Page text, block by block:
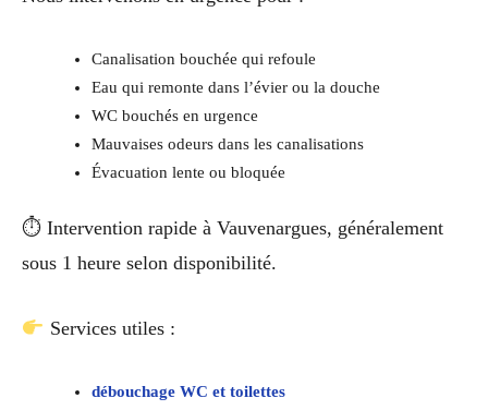
Canalisation bouchée qui refoule
Eau qui remonte dans l’évier ou la douche
WC bouchés en urgence
Mauvaises odeurs dans les canalisations
Évacuation lente ou bloquée
⏱ Intervention rapide à Vauvenargues, généralement
sous 1 heure selon disponibilité.
Services utiles :
débouchage WC et toilettes